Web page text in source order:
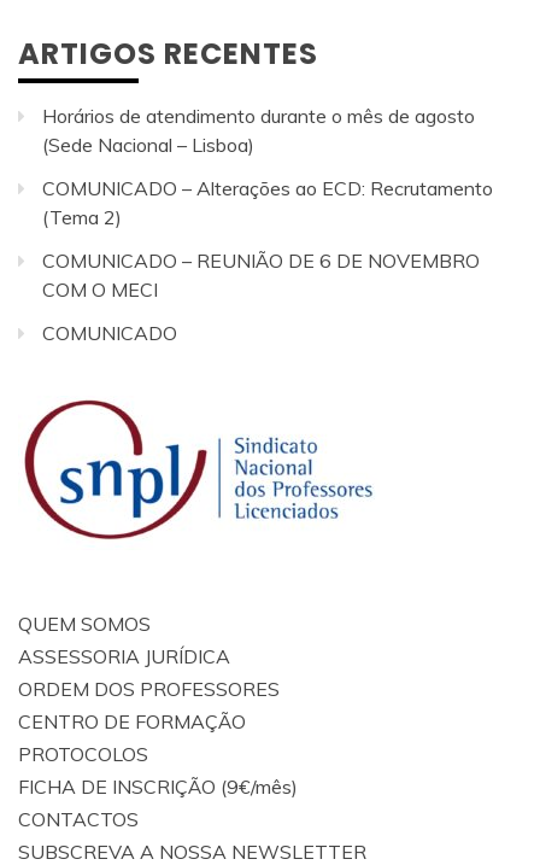
ARTIGOS RECENTES
Horários de atendimento durante o mês de agosto
(Sede Nacional – Lisboa)
COMUNICADO – Alterações ao ECD: Recrutamento
(Tema 2)
COMUNICADO – REUNIÃO DE 6 DE NOVEMBRO
COM O MECI
COMUNICADO
QUEM SOMOS
ASSESSORIA JURÍDICA
ORDEM DOS PROFESSORES
CENTRO DE FORMAÇÃO
PROTOCOLOS
FICHA DE INSCRIÇÃO (9€/mês)
CONTACTOS
SUBSCREVA A NOSSA NEWSLETTER